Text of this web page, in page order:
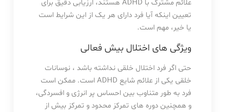
علائم مشترک با ADHD هستند، ارزیابی دقیق برای
تعیین اینکه آیا فرد دارای هر یک از این شرایط است
یا خیر، مهم است.
ویژگی های اختلال بیش فعالی
حتی اگر فرد اختلال خلقی نداشته باشد ، نوسانات
خلقی یکی از علائم شایع ADHD است. ممکن است
فرد به طور متناوب بین احساس پر انرژی و افسردگی،
و همچنین دوره های تمرکز محدود و تمرکز بیش از